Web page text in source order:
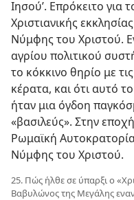
Ιησού’. Επρόκειτο για
Χριστιανικής
Νύμφης του Χριστού.
αγρίου πολιτικού
το κόκκινο θηρίο με
κέρατα, και ότι αυτό
ήταν μια όγδοη
«βασιλεύς». Στην
Ρωμαϊκή
Νύμφης του Χριστού.
25. Πώς ήλθε σε ύπαρξι ο
Βαβυλώνος της Μεγάλης